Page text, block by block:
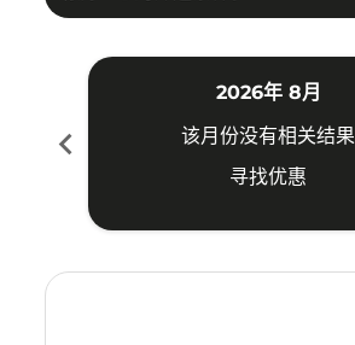
chevron_left
2026年 8月
该月份没有相关结果
寻找优惠